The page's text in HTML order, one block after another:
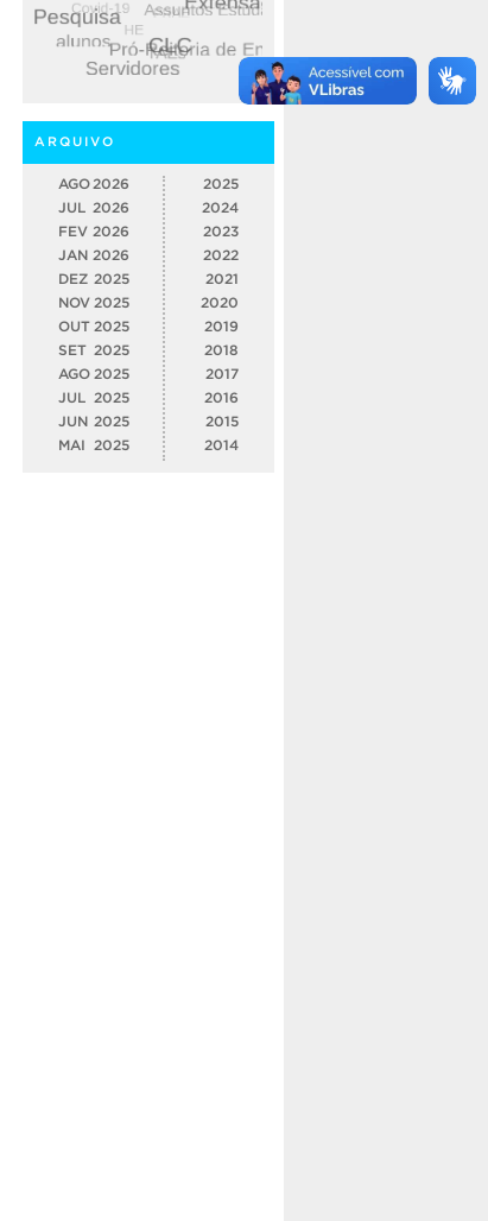
ARQUIVO
AGO 2026
JUL 2026
FEV 2026
JAN 2026
DEZ 2025
NOV 2025
OUT 2025
SET 2025
AGO 2025
JUL
2025
JUN 2025
MAI
2025
2025
2024
2023
2022
2021
2020
2019
2018
2017
2016
2015
2014